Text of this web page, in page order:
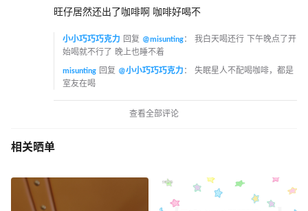
旺仔居然还出了咖啡啊 咖啡好喝不
小小巧巧巧克力 回复 @misunting： 我白天喝还行 下午晚点了开
始喝就不行了 晚上也睡不着
misunting 回复 @小小巧巧巧克力 ： 失眠星人不配喝咖啡，都是
室友在喝
查看全部评论
相关晒单